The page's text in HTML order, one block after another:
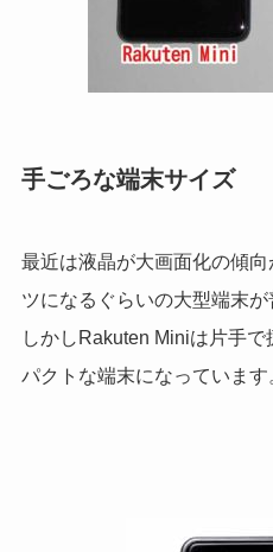
手ごろな端末サイズ
最近は液晶が大画面化の傾
ツになるぐらいの大型端末が
しかしRakuten Miniは片手
パクトな端末になっています